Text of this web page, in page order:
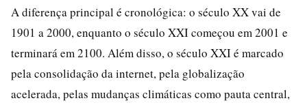
A diferença principal é cronológica: o século XX vai de
1901 a 2000, enquanto o século XXI começou em 2001 e
terminará em 2100. Além disso, o século XXI é marcado
pela consolidação da internet, pela globalização
acelerada, pelas mudanças climáticas como pauta central,